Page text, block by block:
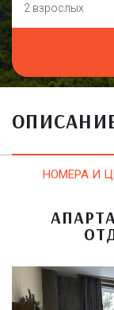
2 взрослых
НОМЕРА И